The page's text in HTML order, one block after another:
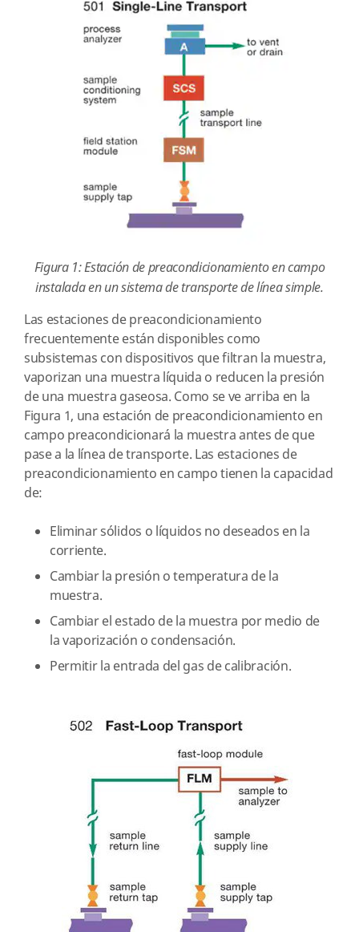
Figura 1: Estación de preacondicionamiento en campo
instalada en un sistema de transporte de línea simple.
Las estaciones de preacondicionamiento
frecuentemente están disponibles como
subsistemas con dispositivos que filtran la muestra,
vaporizan una muestra líquida o reducen la presión
de una muestra gaseosa. Como se ve arriba en la
Figura 1, una estación de preacondicionamiento en
campo preacondicionará la muestra antes de que
pase a la línea de transporte. Las estaciones de
preacondicionamiento en campo tienen la capacidad
de:
Eliminar sólidos o líquidos no deseados en la
corriente.
Cambiar la presión o temperatura de la
muestra.
Cambiar el estado de la muestra por medio de
la vaporización o condensación.
Permitir la entrada del gas de calibración.